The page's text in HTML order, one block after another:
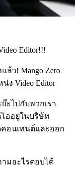
Editor!!!
ว! Mango Zero
ง Video Editor
ะไปกับพวกเรา
ออยู่ในบริษัท
อนเทนต์และออก
มอะไรตอบได้